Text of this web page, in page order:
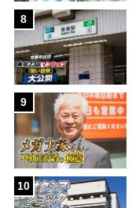
8
9
10